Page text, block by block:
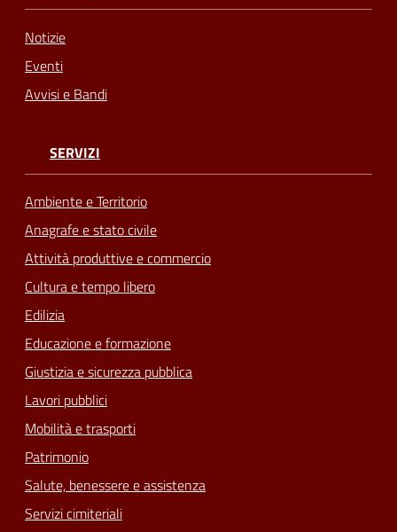
Notizie
Eventi
Avvisi e Bandi
SERVIZI
Ambiente e Territorio
Anagrafe e stato civile
Attività produttive e commercio
Cultura e tempo libero
Edilizia
Educazione e formazione
Giustizia e sicurezza pubblica
Lavori pubblici
Mobilità e trasporti
Patrimonio
Salute, benessere e assistenza
Servizi cimiteriali